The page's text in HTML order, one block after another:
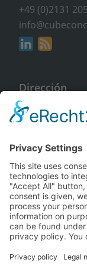
+49 (0)2131
Dirección
CUBE
An der
Sin
Solicitar